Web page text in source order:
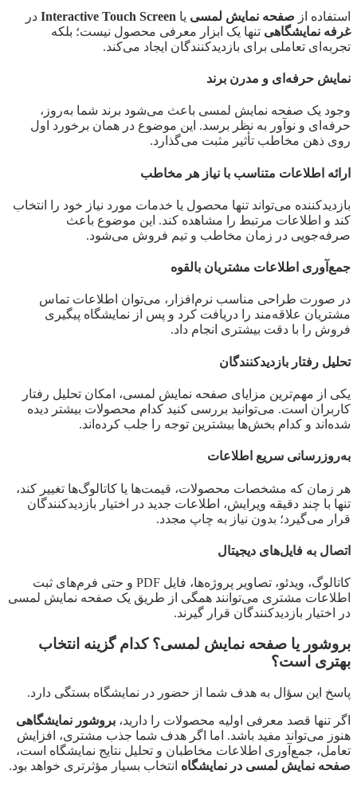
استفاده از صفحه نمایش لمسی یا Interactive Touch Screen در
غرفه نمایشگاهی تنها یک ابزار معرفی محصول نیست؛ بلکه
تجربه‌ای تعاملی برای بازدیدکنندگان ایجاد می‌کند.
نمایش حرفه‌ای و مدرن برند
وجود یک صفحه نمایش لمسی باعث می‌شود برند شما به‌روز،
حرفه‌ای و نوآور به نظر برسد. این موضوع در همان برخورد اول
روی ذهن مخاطب تأثیر مثبت می‌گذارد.
ارائه اطلاعات متناسب با نیاز هر مخاطب
بازدیدکننده می‌تواند تنها محصول یا خدمات مورد نیاز خود را انتخاب
کند و اطلاعات مرتبط را مشاهده کند. این موضوع باعث
صرفه‌جویی در زمان مخاطب و تیم فروش می‌شود.
جمع‌آوری اطلاعات مشتریان بالقوه
در صورت طراحی مناسب نرم‌افزار، می‌توان اطلاعات تماس
مشتریان علاقه‌مند را دریافت کرد و پس از نمایشگاه پیگیری
فروش را با دقت بیشتری انجام داد.
تحلیل رفتار بازدیدکنندگان
یکی از مهم‌ترین مزایای صفحه نمایش لمسی، امکان تحلیل رفتار
کاربران است. می‌توانید بررسی کنید کدام محصولات بیشتر دیده
شده‌اند و کدام بخش‌ها بیشترین توجه را جلب کرده‌اند.
به‌روزرسانی سریع اطلاعات
هر زمان که مشخصات محصولات، قیمت‌ها یا کاتالوگ‌ها تغییر کند،
تنها با چند دقیقه ویرایش، اطلاعات جدید در اختیار بازدیدکنندگان
قرار می‌گیرد؛ بدون نیاز به چاپ مجدد.
اتصال به فایل‌های دیجیتال
کاتالوگ، ویدئو، تصاویر پروژه‌ها، فایل PDF و حتی فرم‌های ثبت
اطلاعات مشتری می‌توانند همگی از طریق یک صفحه نمایش لمسی
در اختیار بازدیدکنندگان قرار گیرند.
بروشور یا صفحه نمایش لمسی؟ کدام گزینه انتخاب
بهتری است؟
پاسخ این سؤال به هدف شما از حضور در نمایشگاه بستگی دارد.
اگر تنها قصد معرفی اولیه محصولات را دارید، بروشور نمایشگاهی
هنوز می‌تواند مفید باشد. اما اگر هدف شما جذب مشتری، افزایش
تعامل، جمع‌آوری اطلاعات مخاطبان و تحلیل نتایج نمایشگاه است،
صفحه نمایش لمسی در نمایشگاه انتخاب بسیار مؤثرتری خواهد بود.